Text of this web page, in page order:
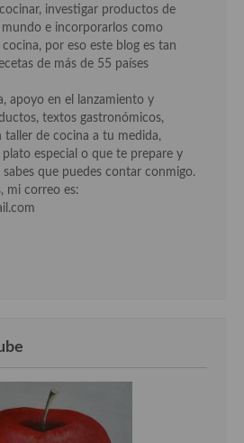
investigar productos de
e incorporarlos como
por eso este blog es tan
de más de 55 países
apoyo en el lanzamiento y
textos gastronómicos,
taller de cocina a tu medida,
especial o que te prepare y
que puedes contar conmigo.
mi correo es: